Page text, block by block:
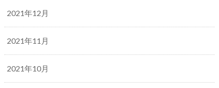
2021年12月
2021年11月
2021年10月